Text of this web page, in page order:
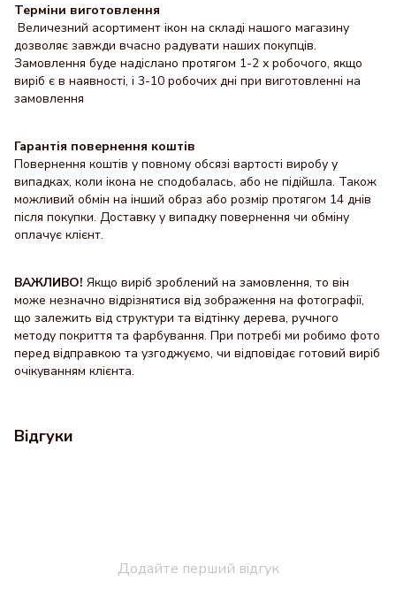
Терміни виготовлення
Величезний асортимент ікон на складі нашого магазину
дозволяє завжди вчасно радувати наших покупців.
Замовлення буде надіслано протягом 1-2 х робочого, якщо
виріб є в наявності, і 3-10 робочих дні при виготовленні на
замовлення
Гарантія повернення коштів
Повернення коштів у повному обсязі вартості виробу у
випадках, коли ікона не сподобалась, або не підійшла. Також
можливий обмін на інший образ або розмір протягом 14 днів
після покупки. Доставку y випадку повернення чи обміну
оплачує клієнт.
ВАЖЛИВО! Якщо виріб зроблений на замовлення, то він
може незначно відрізнятися від зображення на фотографії,
що залежить від структури та відтінку дерева, ручного
методу покриття та фарбування. При потребі ми робимо фото
перед відправкою та узгоджуємо, чи відповідає готовий виріб
очікуванням клієнта.
Відгуки
Додайте перший відгук